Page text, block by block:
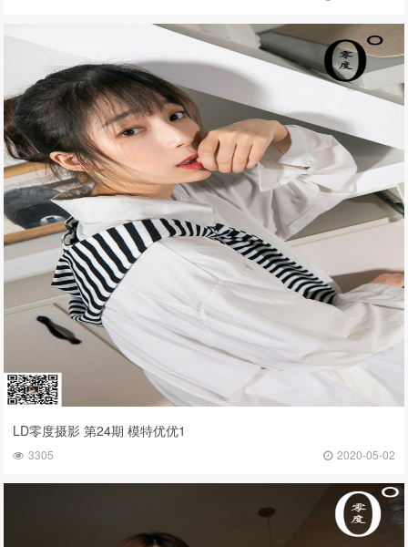
LD零度摄影 第24期 模特优优1
3305 2020-05-02